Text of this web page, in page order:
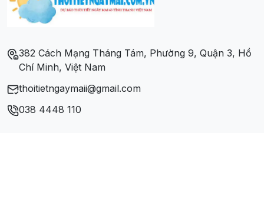
382 Cách Mạng Tháng Tám, Phường 9, Quận 3, Hồ
Chí Minh, Việt Nam
thoitietngaymaii@gmail.com
038 4448 110